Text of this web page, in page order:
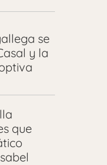
se
y la
que